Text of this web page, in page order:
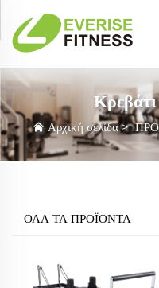
Αρχική σελίδα>
ΟΛΑ ΤΑ ΠΡΟΪΟΝΤΑ